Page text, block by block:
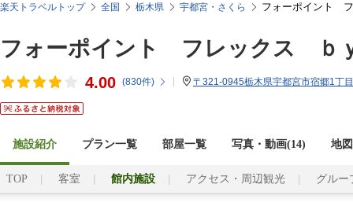
楽天トラベルトップ 全国 栃木県 宇都宮・さくら フォーポイント
フォーポイント フレックス
4.00 (830件) 〒321-0945栃木県宇都宮市宿郷1丁
施設紹介 プラン一覧 部屋一覧 写真・動画(14) 地
TOP 客室 館内施設 アクセス・周辺観光 グルー